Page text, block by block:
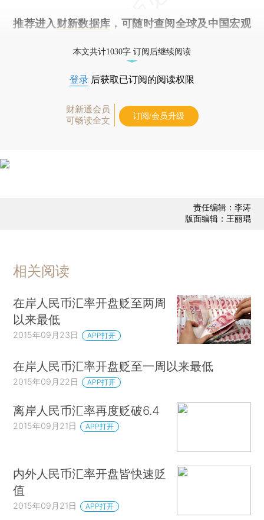
推荐进入 财新数据库 ，可随时查阅全球及中国宏观
本文共计1030字 订阅后继续阅读
登录 后获取已订阅的阅读权限
财新通会员
可畅读全文
订阅/会员升级
责任编辑：李涛
版面编辑：王丽琨
相关阅读
在岸人民币汇率开盘贬至两周
以来最低
2015年09月23日 APP打开
在岸人民币汇率开盘贬至一周以来最低
2015年09月22日 APP打开
离岸人民币汇率再度贬破6.4
2015年09月21日 APP打开
内外人民币汇率开盘皆快速贬
值
2015年09月21日 APP打开